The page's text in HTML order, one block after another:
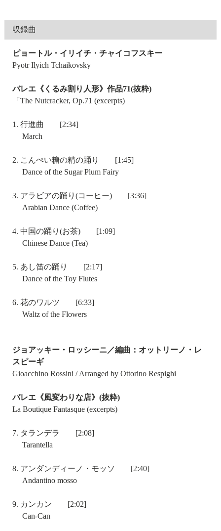
収録曲
ピョートル・イリイチ・チャイコフスキー
Pyotr Ilyich Tchaikovsky
バレエ《くるみ割り人形》作品71(抜粋)
「The Nutcracker, Op.71 (excerpts)
1. 行進曲 [2:34]
March
2. こんぺい糖の精の踊り [1:45]
Dance of the Sugar Plum Fairy
3. アラビアの踊り(コーヒー) [3:36]
Arabian Dance (Coffee)
4. 中国の踊り(お茶) [1:09]
Chinese Dance (Tea)
5. あし笛の踊り [2:17]
Dance of the Toy Flutes
6. 花のワルツ [6:33]
Waltz of the Flowers
ジョアッキー・ロッシーニ／編曲：オットリーノ・レ
スピーギ
Gioacchino Rossini / Arranged by Ottorino Respighi
バレエ《風変わりな店》(抜粋)
La Boutique Fantasque (excerpts)
7. タランデラ [2:08]
Tarantella
8. アンダンディーノ・モッソ [2:40]
Andantino mosso
9. カンカン [2:02]
Can-Can